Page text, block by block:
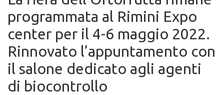
programmata al Rimini Expo
center per il 4-6 maggio 2022.
Rinnovato l’appuntamento con
il salone dedicato agli agenti
di biocontrollo